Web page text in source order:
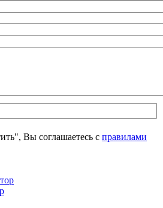
Вы соглашаетесь с правилами